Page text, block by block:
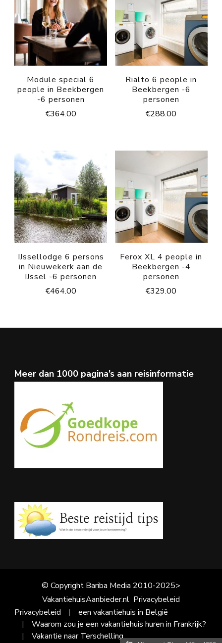
Module special 6
people in Beekbergen
-6 personen
€364.00
Rialto 6 people in
Beekbergen -6
personen
€288.00
IJssellodge 6 persons
in Nieuwekerk aan de
IJssel -6 personen
€464.00
Ferox XL 4 people in
Beekbergen -4
personen
€329.00
Meer dan 1000 pagina’s aan reisinformatie
© Copyright Bariba Media 2010-2025>
VakantiehuisAanbieder.nl Privacybeleid
Privacybeleid
een vakantiehuis in België
Waarom zou je een vakantiehuis huren in Frankrijk?
Vakantie naar Terschelling